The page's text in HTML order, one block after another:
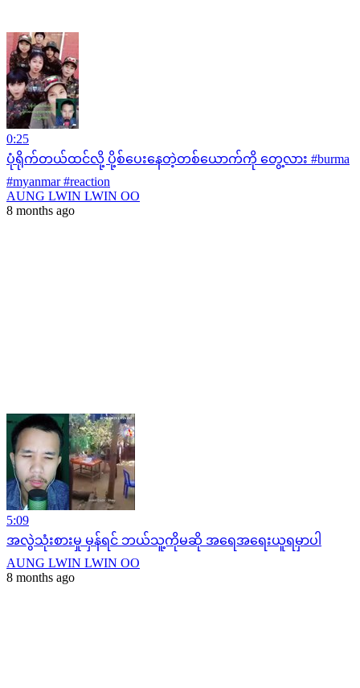
0:25
ပုံရိုက်တယ်ထင်လို့ ပို့စ်ပေးနေတဲ့တစ်ယောက်ကို တွေ့လား #burma
#myanmar #reaction
AUNG LWIN LWIN OO
8 months ago
5:09
အလွဲသုံးစားမှု မှန်ရင် ဘယ်သူ့ကိုမဆို အရေအရေးယူရမှာပါ
AUNG LWIN LWIN OO
8 months ago